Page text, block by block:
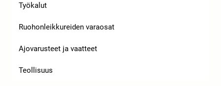
Työkalut
Ruohonleikkureiden varaosat
Ajovarusteet ja vaatteet
Teollisuus